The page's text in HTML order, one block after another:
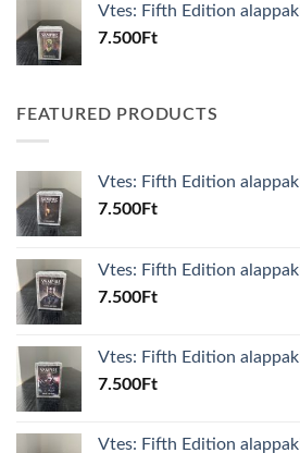
Vtes: Fifth Edition
7.500Ft
FEATURED PRODUCTS
Vtes: Fifth Edition
7.500Ft
Vtes: Fifth Edition
7.500Ft
Vtes: Fifth Edition
7.500Ft
Vtes: Fifth Edition